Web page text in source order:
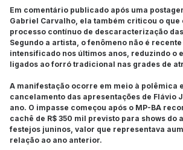
Em comentário publicado após uma
Gabriel Carvalho, ela também criticou o que
processo contínuo de descaracterização
Segundo a artista, o fenômeno não é recente
intensificado nos últimos anos, reduzindo o
ligados ao forró tradicional nas grades de
A manifestação ocorre em meio à polêmica
cancelamento das apresentações de Flávio
ano. O impasse começou após o MP-BA
cachê de R$ 350 mil previsto para shows do
festejos juninos, valor que representava
relação ao ano anterior.